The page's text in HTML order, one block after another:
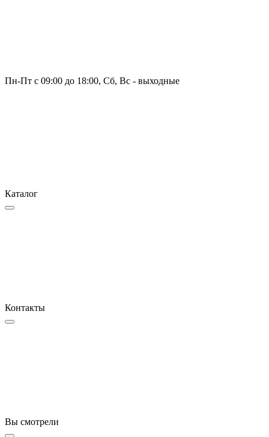
Пн-Пт с 09:00 до 18:00, Сб, Вс - выходные
Каталог
Контакты
Вы смотрели